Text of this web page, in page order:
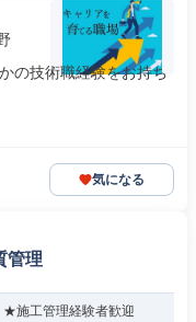
の技術職経験をお持ち
気になる
管理
★施工管理経験者歓迎